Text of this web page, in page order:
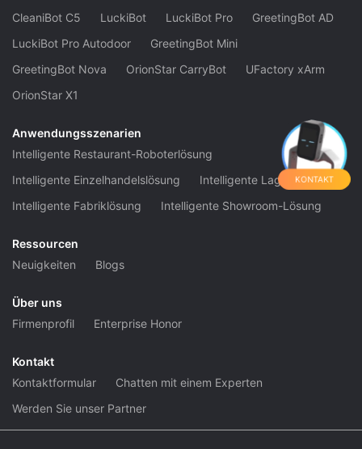
KONTAKT
CleaniBot C5
LuckiBot LuckiBot Pro
GreetingBot AD
LuckiBot Pro Autodoor
GreetingBot Mini
GreetingBot Nova
OrionStar CarryBot
UFactory xArm
OrionStar X1
Anwendungsszenarien
Intelligente Restaurant-Roboterlösung
Intelligente Einzelhandelslösung
Intelligente Lagerlösung
Intelligente Fabriklösung
Intelligente Showroom-Lösung
Ressourcen
Neuigkeiten
Blogs
Über uns
Firmenprofil
Enterprise Honor
Kontakt
Kontaktformular
Chatten mit einem Experten
Werden Sie unser Partner